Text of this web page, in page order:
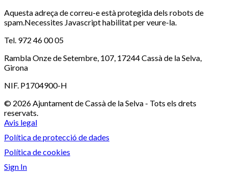
Aquesta adreça de correu-e està protegida dels robots de
spam.Necessites Javascript habilitat per veure-la.
Tel. 972 46 00 05
Rambla Onze de Setembre, 107, 17244 Cassà de la Selva,
Girona
NIF. P1704900-H
© 2026 Ajuntament de Cassà de la Selva - Tots els drets
reservats.
Avis legal
Política de protecció de dades
Política de cookies
Sign In